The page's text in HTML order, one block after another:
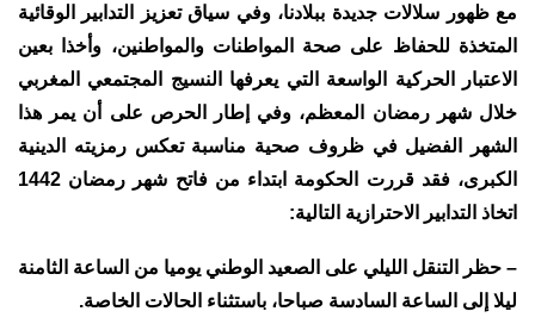
مع ظهور سلالات جديدة ببلادنا، وفي سياق تعزيز التدابير الوقائية
المتخذة للحفاظ على صحة المواطنات والمواطنين، وأخذا بعين
الاعتبار الحركية الواسعة التي يعرفها النسيج المجتمعي المغربي
خلال شهر رمضان المعظم، وفي إطار الحرص على أن يمر هذا
الشهر الفضيل في ظروف صحية مناسبة تعكس رمزيته الدينية
الكبرى، فقد قررت الحكومة ابتداء من فاتح شهر رمضان 1442
اتخاذ التدابير الاحترازية التالية:
– حظر التنقل الليلي على الصعيد الوطني يوميا من الساعة الثامنة
ليلا إلى الساعة السادسة صباحا، باستثناء الحالات الخاصة.